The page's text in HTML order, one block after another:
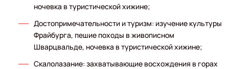
ночевка в туристической хижине;
Достопримечательности и туризм: изучение культуры
Фрайбурга, пешие походы в живописном
Шварцвальде, ночевка в туристической хижине;
Скалолазание: захватывающие восхождения в горах